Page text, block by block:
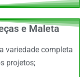
e Maleta
variedade completa
projetos;